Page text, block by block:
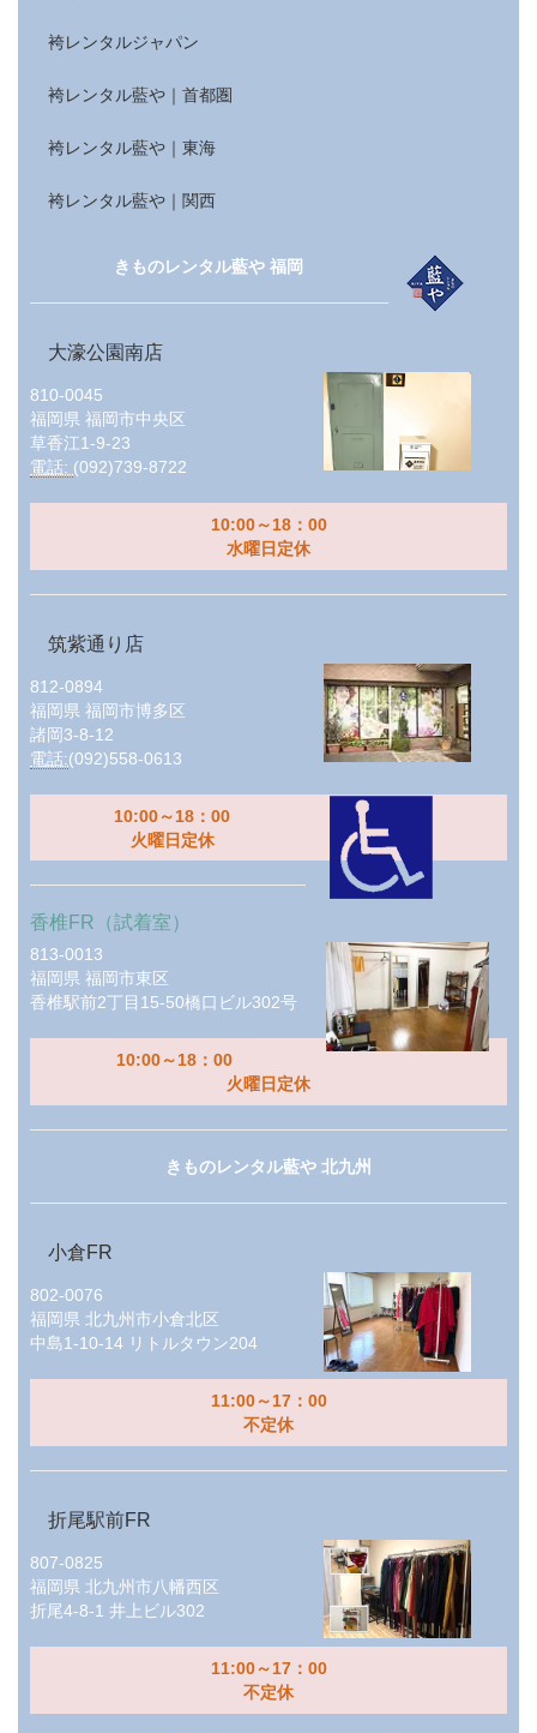
袴レンタルジャパン
袴レンタル藍や｜首都圏
袴レンタル藍や｜東海
袴レンタル藍や｜関西
きものレンタル藍や 福岡
大濠公園南店
810-0045
福岡県 福岡市中央区
草香江1-9-23
電話: (092)739-8722
10:00～18：00
水曜日定休
筑紫通り店
812-0894
福岡県 福岡市博多区
諸岡3-8-12
電話:(092)558-0613
10:00～18：00
火曜日定休
香椎FR（試着室）
813-0013
福岡県 福岡市東区
香椎駅前2丁目15-50橋口ビル302号
10:00～18：00
火曜日定休
きものレンタル藍や 北九州
小倉FR
802-0076
福岡県 北九州市小倉北区
中島1-10-14 リトルタウン204
11:00～17：00
不定休
折尾駅前FR
807-0825
福岡県 北九州市八幡西区
折尾4-8-1 井上ビル302
11:00～17：00
不定休